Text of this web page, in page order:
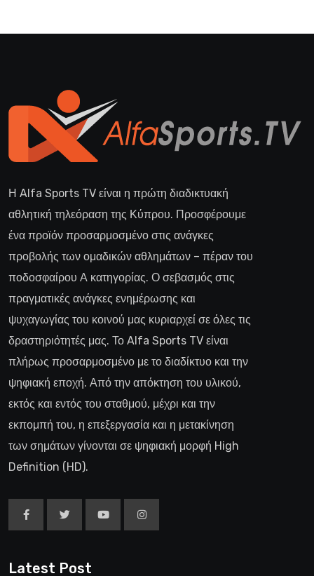
Η Alfa Sports TV είναι η πρώτη διαδικτυακή
αθλητική τηλεόραση της Κύπρου. Προσφέρουμε
ένα προϊόν προσαρμοσμένο στις ανάγκες
προβολής των ομαδικών αθλημάτων – πέραν του
ποδοσφαίρου Α κατηγορίας. Ο σεβασμός στις
πραγματικές ανάγκες ενημέρωσης και
ψυχαγωγίας του κοινού μας κυριαρχεί σε όλες τις
δραστηριότητές μας. Το Alfa Sports TV είναι
πλήρως προσαρμοσμένο με το διαδίκτυο και την
ψηφιακή εποχή. Από την απόκτηση του υλικού,
εκτός και εντός του σταθμού, μέχρι και την
εκπομπή του, η επεξεργασία και η μετακίνηση
των σημάτων γίνονται σε ψηφιακή μορφή High
Definition (HD).
Latest Post